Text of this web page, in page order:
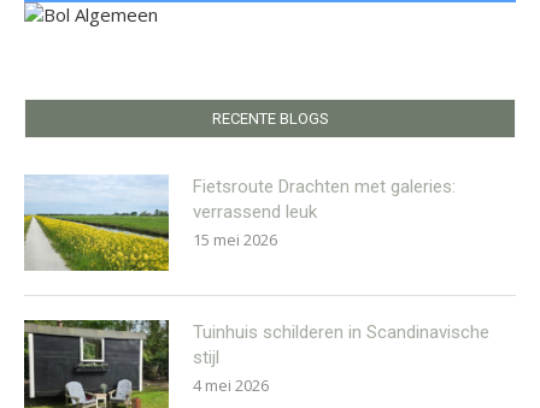
RECENTE BLOGS
Fietsroute Drachten met galeries:
verrassend leuk
15 mei 2026
Tuinhuis schilderen in Scandinavische
stijl
4 mei 2026